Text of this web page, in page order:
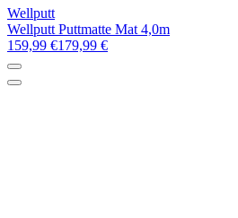
Wellputt
Wellputt Puttmatte Mat 4,0m
159,99 €179,99 €